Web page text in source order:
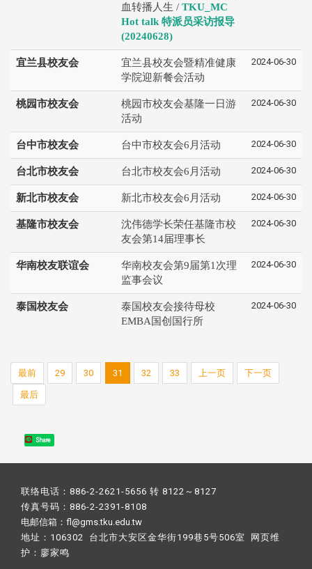
血转播人生 / TKU_MC
Hot talk 特派员采访报导
(20240628)
宜兰县校友会
宜兰县校友会暨精准健康
学院迎新餐会活动
2024-06-30
桃园市校友会
桃园市校友会基隆一日游
活动
2024-06-30
台中市校友会 台中市校友会6月活动 2024-06-30
台北市校友会 台北市校友会6月活动 2024-06-30
新北市校友会 新北市校友会6月活动 2024-06-30
基隆市校友会
沈伟德学长荣任基隆市校
友会第14届理事长
2024-06-30
华南校友联谊会
华南校友会第9届第1次理
监事会议
2024-06-30
泰国校友会
泰国校友会接待母校
EMBA国创国行所
2024-06-30
最前 29 30 31 32 33 上一页 下一页
最后
Share
联络电话：886-2-2621-5656 转 8122～8127
传真号码：886-2-2391-8108
电邮信箱：fl@gms.tku.edu.tw
地址：106302 台北市大安区金华街199巷5号506室 网页维
护： 廖家鸣​